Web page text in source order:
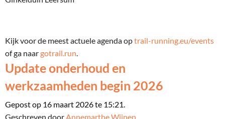
Kijk voor de meest actuele agenda optrail-running.eu/events
of ga naargotrail.run.
Update onderhoud en
werkzaamheden begin 2026
Gepost op 16 maart 2026 te 15:21.
Geschreven doorAnnemarthe Wijnen